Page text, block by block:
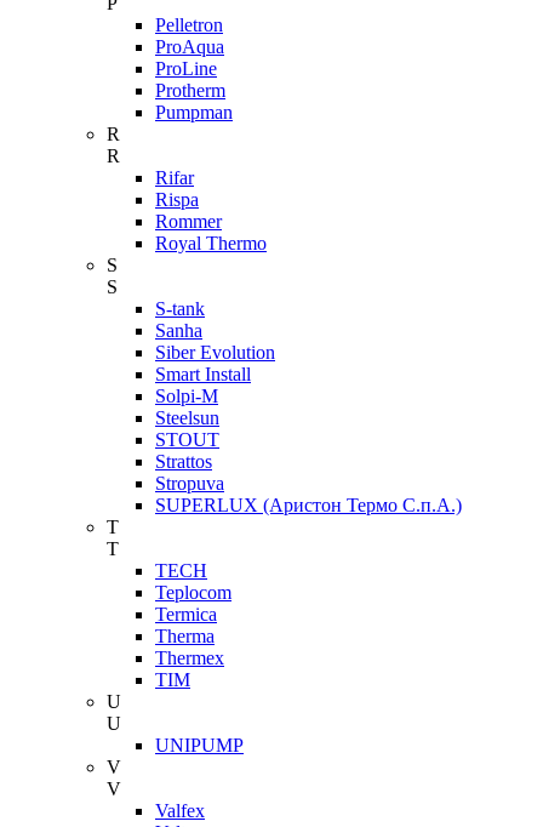
Pelletron
ProAqua
ProLine
Protherm
Pumpman
R
R
Rifar
Rispa
Rommer
Royal Thermo
S
S
S-tank
Sanha
Siber Evolution
Smart Install
Solpi-M
Steelsun
STOUT
Strattos
Stropuva
SUPERLUX (Аристон Термо С.п.А.)
T
T
TECH
Teplocom
Termica
Therma
Thermex
TIM
U
U
UNIPUMP
V
V
Valfex